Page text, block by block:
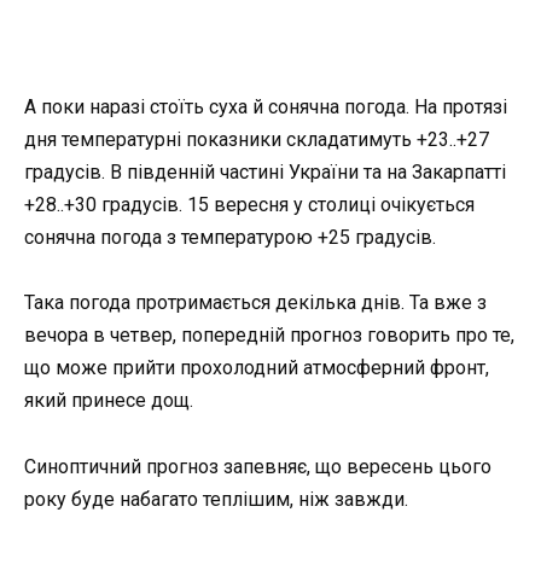
А поки наразі стоїть суха й сонячна погода. На протязі
дня температурні показники складатимуть +23..+27
градусів. В південній частині України та на Закарпатті
+28..+30 градусів. 15 вересня у столиці очікується
сонячна погода з температурою +25 градусів.
Така погода протримається декілька днів. Та вже з
вечора в четвер, попередній прогноз говорить про те,
що може прийти прохолодний атмосферний фронт,
який принесе дощ.
Синоптичний прогноз запевняє, що вересень цього
року буде набагато теплішим, ніж завжди.